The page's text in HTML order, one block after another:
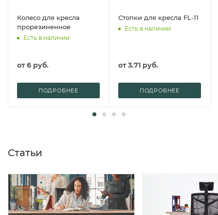
Колесо для кресла
прорезиненное
Есть в наличии
от6 руб.
ПОДРОБНЕЕ
Стопки для кресла FL-11
Есть в наличии
от3.71 руб.
ПОДРОБНЕЕ
Статьи